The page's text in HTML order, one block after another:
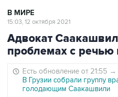
В МИРЕ
15:03, 12 октября 2021
Адвокат
проблемах с речью
Есть обновление от 21:55 →
В Грузии собрали группу
голодающим Саакашвили